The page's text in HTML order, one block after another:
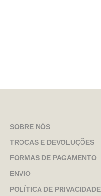
SOBRE NÓS
TROCAS E DEVOLUÇÕES
FORMAS DE PAGAMENTO
ENVIO
POLÍTICA DE PRIVACIDADE